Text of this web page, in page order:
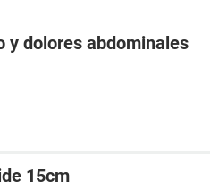
y dolores abdominales
15cm